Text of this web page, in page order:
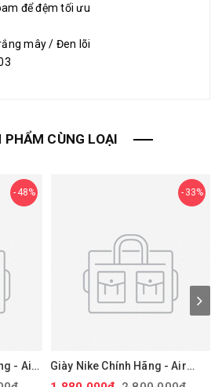
để đệm tối ưu
mây / Đen lõi
PHẨM CÙNG LOẠI
48%
- Air
Màu
33%
Giày Nike Chính Hãng - Air
Force 1 GS 'White Black' -